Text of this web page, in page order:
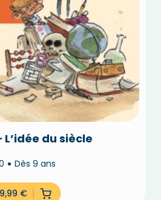
L’idée du siècle
Dès 9 ans
9,99 €